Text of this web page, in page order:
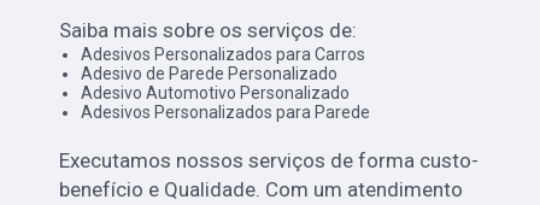
Saiba mais sobre os serviços de:
Adesivos Personalizados para Carros
Adesivo de Parede Personalizado
Adesivo Automotivo Personalizado
Adesivos Personalizados para Parede
Executamos nossos serviços de forma custo-
benefício e Qualidade. Com um atendimento